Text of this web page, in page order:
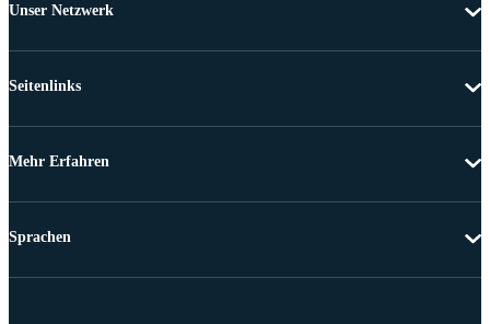
Unser Netzwerk
Seitenlinks
Mehr Erfahren
Sprachen